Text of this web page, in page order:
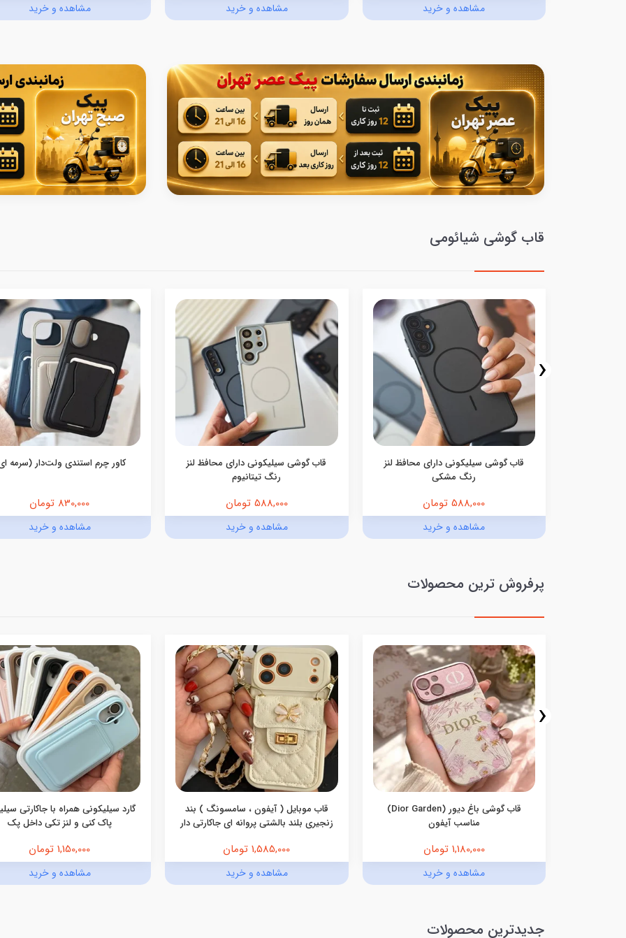
مشاهده و خرید مشاهده و خرید مشاهده و خرید
قاب گوشی شیائومی
قاب گوشی سیلیکونی دارای محافظ لنز
رنگ مشکی
588,000 تومان
مشاهده و خرید
قاب گوشی سیلیکونی دارای محافظ لنز
رنگ تیتانیوم
588,000 تومان
مشاهده و خرید
کاور چرم استندی ولت‌دار (سرمه
830,000 تومان
مشاهده و خرید
‹
پرفروش ترین محصولات
قاب گوشی باغ دیور (Dior Garden)
مناسب آیفون
1,180,000 تومان
مشاهده و خرید
قاب موبایل ( آیفون ، سامسونگ ) بند
زنجیری بلند بالشتی پروانه ای جاکارتی دار
1,585,000 تومان
مشاهده و خرید
گارد سیلیکونی همراه با جاکارتی
پاک کنی و لنز تکی داخل پک
1,150,000 تومان
مشاهده و خرید
‹
جدیدترین محصولات